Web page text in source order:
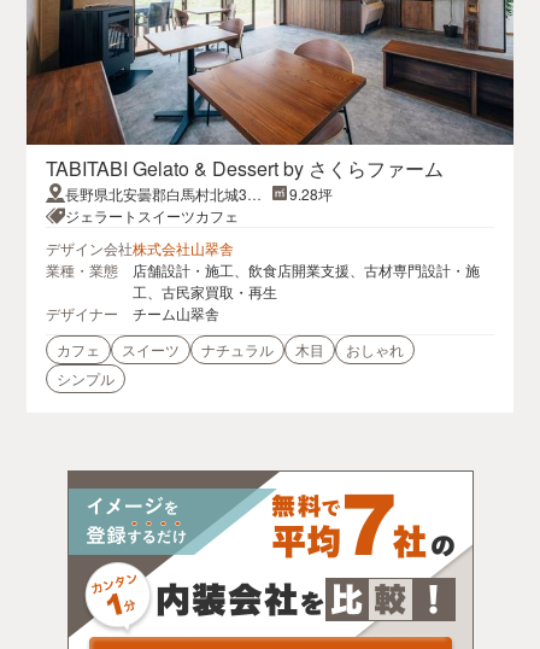
TABITABI Gelato & Dessert by さくらファーム
長野県北安曇郡白馬村北城302
0-1406
9.28坪
ジェラートスイーツカフェ
デザイン会社株式会社山翠舎
業種・業態
店舗設計・施工、飲食店開業支援、古材専門設計・施
工、古民家買取・再生
デザイナー
チーム山翠舎
カフェ
スイーツ ナチュラル 木目
おしゃれ
シンプル